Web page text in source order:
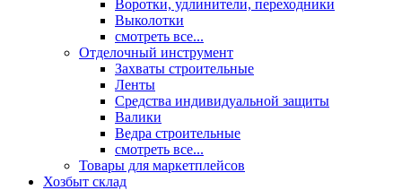
Воротки, удлинители, переходники
Выколотки
смотреть все...
Отделочный инструмент
Захваты строительные
Ленты
Средства индивидуальной защиты
Валики
Ведра строительные
смотреть все...
Товары для маркетплейсов
Хозбыт склад